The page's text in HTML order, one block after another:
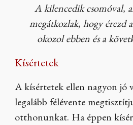
A kilencedik csomóval,
megátkozlak, hogy érezd
okozol ebben és a
Kísértetek
A kísértetek ellen nagyon jó
legalább félévente
otthonunkat. Ha éppen